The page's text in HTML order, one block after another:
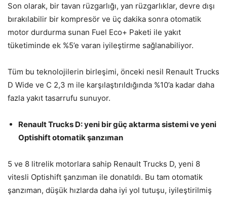
Son olarak, bir tavan rüzgarlığı, yan rüzgarlıklar, devre dışı
bırakılabilir bir kompresör ve üç dakika sonra otomatik
motor durdurma sunan Fuel Eco+ Paketi ile yakıt
tüketiminde ek %5’e varan iyileştirme sağlanabiliyor.
Tüm bu teknolojilerin birleşimi, önceki nesil Renault Trucks
D Wide ve C 2,3 m ile karşılaştırıldığında %10’a kadar daha
fazla yakıt tasarrufu sunuyor.
Renault Trucks D: yeni bir güç aktarma sistemi ve yeni
Optishift otomatik şanzıman
5 ve 8 litrelik motorlara sahip Renault Trucks D, yeni 8
vitesli Optishift şanzıman ile donatıldı. Bu tam otomatik
şanzıman, düşük hızlarda daha iyi yol tutuşu, iyileştirilmiş